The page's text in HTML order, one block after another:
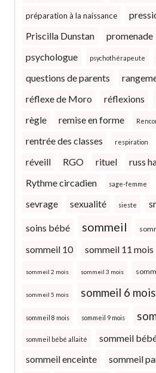
préparation à la naissance
Priscilla Dunstan
promenade
psychologue psychothérapeute
questions de parents
réflexe de Moro
réflexions
règle
remise en forme
rentrée des classes respiration
réveill
RGO rituel
russ
Rythme circadien
sage-femme
sevrage sexualité sieste
soins bébé sommeil
sommeil 10 sommeil 11 mois
sommeil 2 mois sommeil 3 mois
sommeil 5 mois sommeil 6 mois
sommeil 8 mois sommeil 9 mois
sommeil bébé allaité
sommeil
sommeil enceinte
sommeil